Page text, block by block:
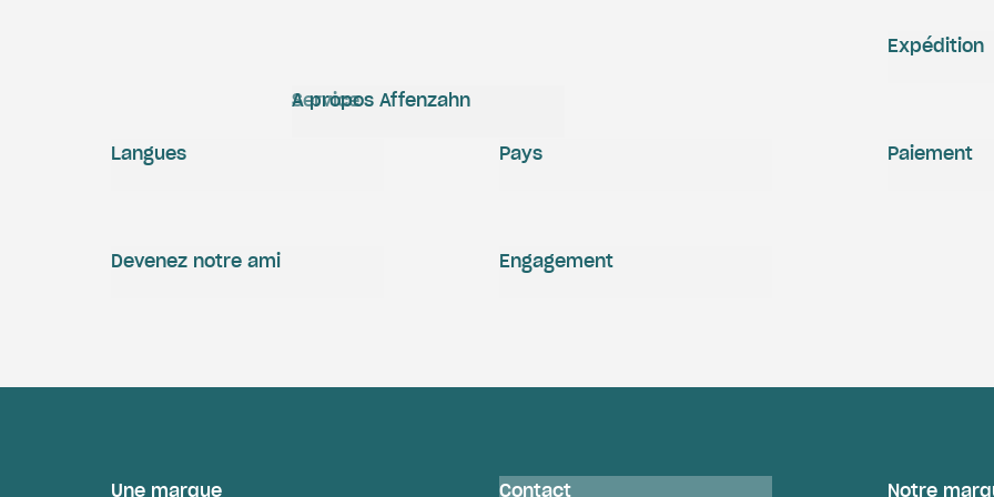
Service
A propos Affenzahn
Expédition
Paiement
Engagement
Devenez notre ami
Langues Pays
Une marque Contact Notre